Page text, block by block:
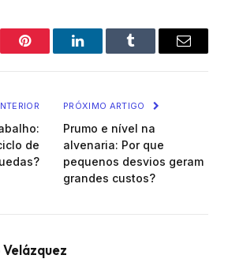
Pinterest LinkedInTumblr Email
de
PRÓXIMO ARTIGO
Prumo e nível na
alvenaria: Por que
pequenos desvios geram
grandes custos?